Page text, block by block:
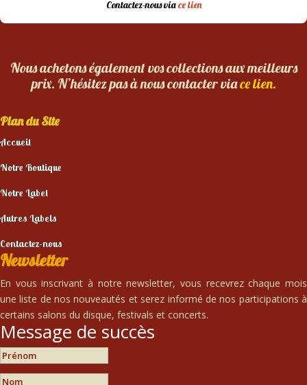
Contactez-nous viace lien
Nous achetons également vos collections aux meilleurs
prix. N’hésitez pas à nous contacter viace lien.
Plan du Site
Accueil
Notre Boutique
Notre Label
Autres Labels
Contactez-nous
Newsletter
En vous inscrivant à notre newsletter, vous recevrez chaque mois
une liste de nos nouveautés et serez informé de nos participations à
certains salons du disque, festivals et concerts.
Message de succès